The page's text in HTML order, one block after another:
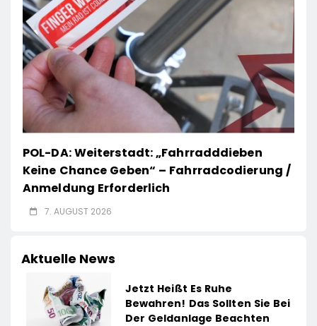
POL-DA: Weiterstadt: „Fahrradddieben
Keine Chance Geben“ – Fahrradcodierung /
Anmeldung Erforderlich
7. AUGUST 2026
Aktuelle News
Jetzt Heißt Es Ruhe
Bewahren! Das Sollten Sie Bei
Der Geldanlage Beachten